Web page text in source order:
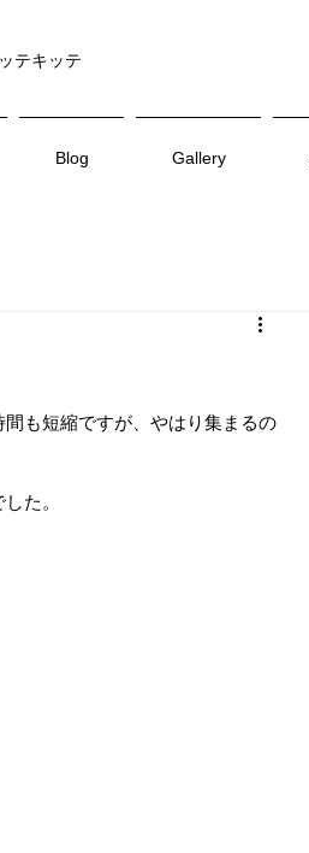
テキッテ
Blog Gallery
も短縮ですが、やはり集まるの
た。